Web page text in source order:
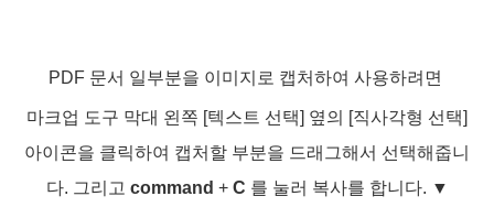
PDF 문서 일부분을 이미지로 캡처하여 사용하려면
마크업 도구 막대 왼쪽 [텍스트 선택] 옆의 [직사각형 선택]
아이콘을 클릭하여 캡처할 부분을 드래그해서 선택해줍니
다. 그리고 command +C 를 눌러 복사를 합니다. ▼